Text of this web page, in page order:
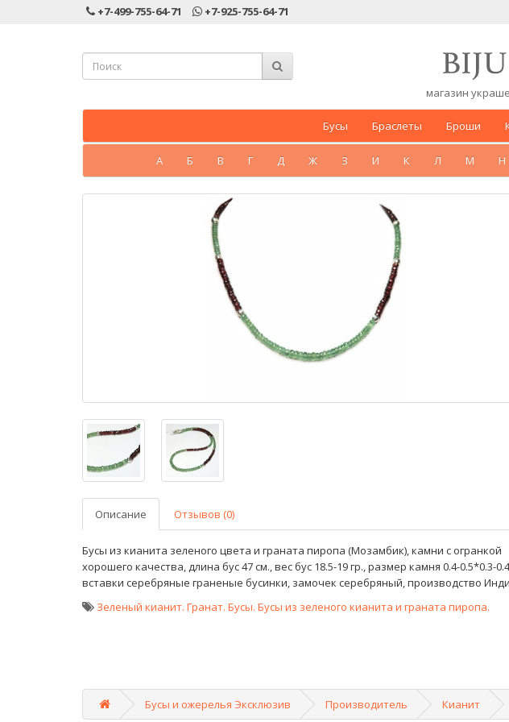
+7-499-755-64-71 +7-925-755-64-71
магазин
Бусы Браслеты Броши
А Б В Г Д Ж З И К Л М Н
Описание Отзывов (0)
Бусы из кианита зеленого цвета и граната пиропа (Мозамбик), камни с огранкой
хорошего качества, длина бус 47 см., вес бус 18.5-19 гр., размер камня 0.4-0.5*0.3-
вставки серебряные граненые бусинки, замочек серебряный, производство
Зеленый кианит. Гранат. Бусы. Бусы из зеленого кианита и граната пиропа.
Бусы и ожерелья Эксклюзив Производитель Кианит